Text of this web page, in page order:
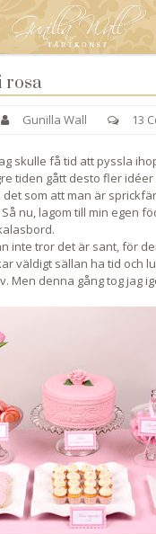
rosa
Gunilla Wall 13
skulle få tid att pyssla
tiden gått desto fler idéer
som att man är
nu, lagom till min egen
inte tror det är sant, för
väldigt sällan ha tid och
Men denna gång tog jag